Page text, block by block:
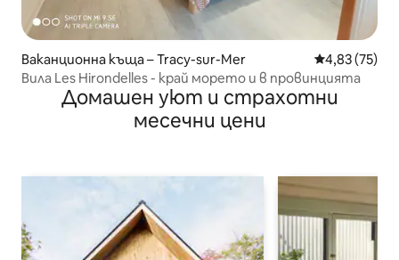
Ваканционна къща – Tracy-sur-Mer Средна
4,83 (75)
Вила Les Hirondelles - край морето и в провинцията
Домашен уют и страхотни
месечни цени